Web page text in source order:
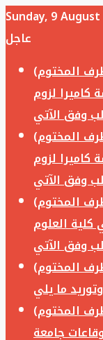
Sunday, 9
عاجل
المختوم)
كاميرا لزوم
المختوم)
كاميرا لزوم
المختوم)
كلية العلوم
المختوم)
المختوم)
جامعة